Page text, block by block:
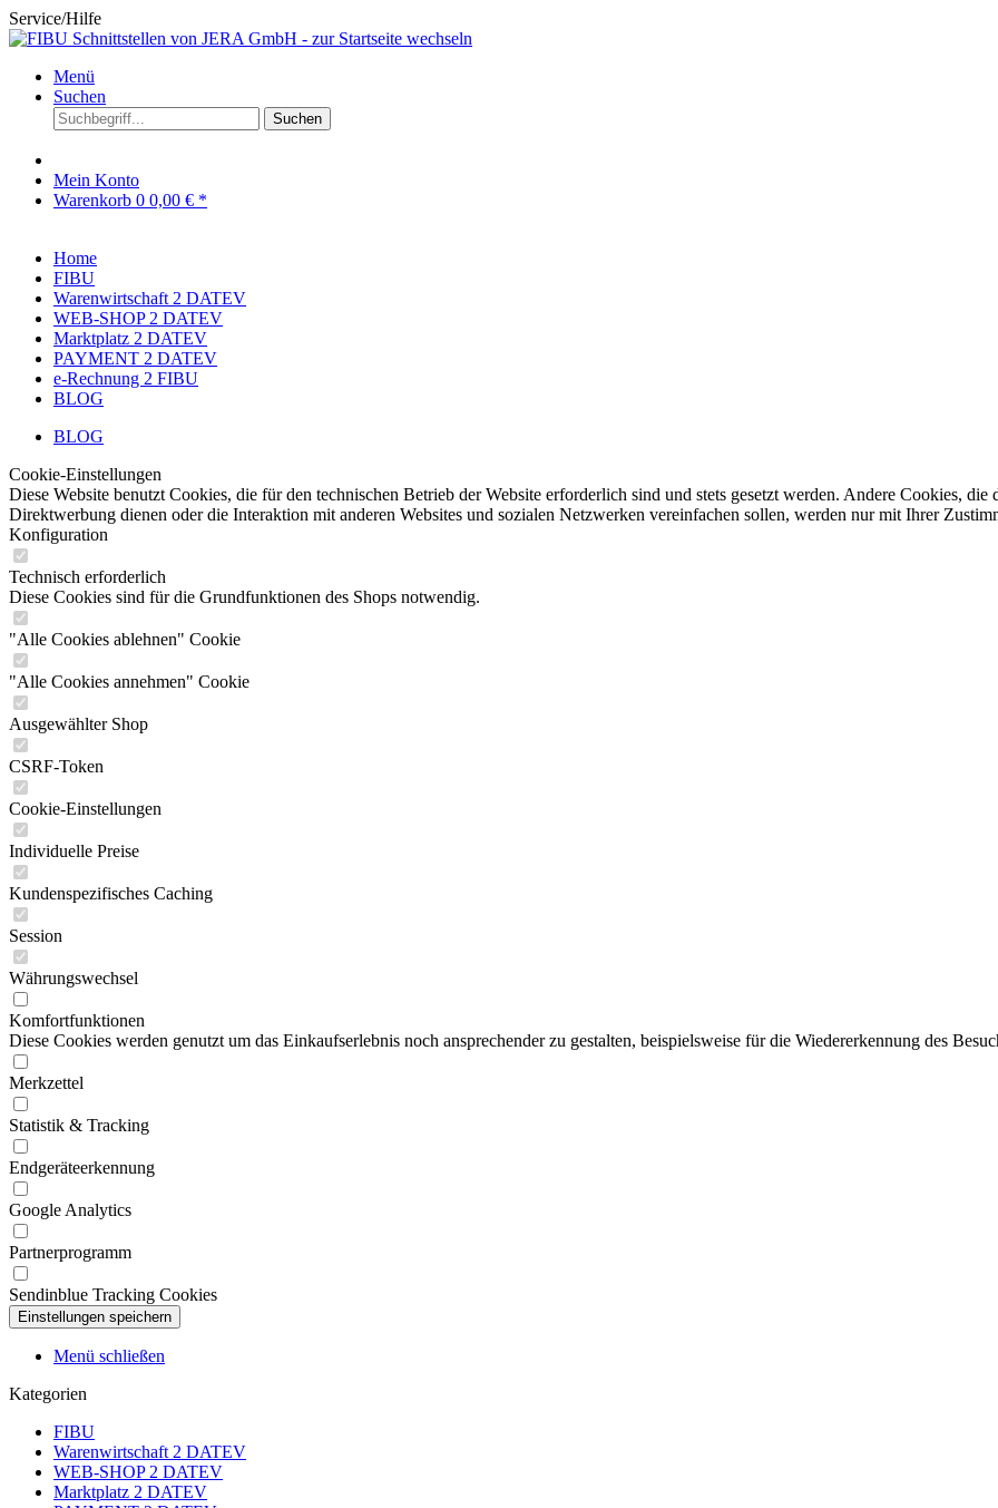
Service/Hilfe
Menü
Suchen
Suchen
Mein Konto
Warenkorb 0 0,00 € *
Home
FIBU
Warenwirtschaft 2 DATEV
WEB-SHOP 2 DATEV
Marktplatz 2 DATEV
PAYMENT 2 DATEV
e-Rechnung 2 FIBU
BLOG
BLOG
Cookie-Einstellungen
Diese Website benutzt Cookies, die für den technischen Betrieb der Website erforderlich sind und stets gesetzt werden. Andere Cookies,
Direktwerbung dienen oder die Interaktion mit anderen Websites und sozialen Netzwerken vereinfachen sollen, werden nur mit Ihrer
Konfiguration
Technisch erforderlich
Diese Cookies sind für die Grundfunktionen des Shops notwendig.
"Alle Cookies ablehnen" Cookie
"Alle Cookies annehmen" Cookie
Ausgewählter Shop
CSRF-Token
Cookie-Einstellungen
Individuelle Preise
Kundenspezifisches Caching
Session
Währungswechsel
Komfortfunktionen
Diese Cookies werden genutzt um das Einkaufserlebnis noch ansprechender zu gestalten, beispielsweise für die Wiedererkennung des
Merkzettel
Statistik & Tracking
Endgeräteerkennung
Google Analytics
Partnerprogramm
Sendinblue Tracking Cookies
Menü schließen
Kategorien
FIBU
Warenwirtschaft 2 DATEV
WEB-SHOP 2 DATEV
Marktplatz 2 DATEV